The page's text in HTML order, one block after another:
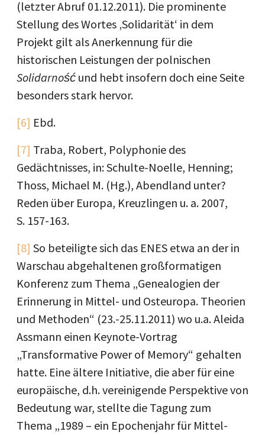
(letzter Abruf 01.12.2011). Die prominente
Stellung des Wortes ‚Solidarität‘ in dem
Projekt gilt als Anerkennung für die
historischen Leistungen der polnischen
Solidarność und hebt insofern doch eine Seite
besonders stark hervor.
[6] Ebd.
[7] Traba, Robert, Polyphonie des
Gedächtnisses, in: Schulte-Noelle, Henning;
Thoss, Michael M. (Hg.), Abendland unter?
Reden über Europa, Kreuzlingen u. a. 2007,
S. 157-163.
[8] So beteiligte sich das ENES etwa an der in
Warschau abgehaltenen großformatigen
Konferenz zum Thema „Genealogien der
Erinnerung in Mittel- und Osteuropa. Theorien
und Methoden“ (23.-25.11.2011) wo u.a. Aleida
Assmann einen Keynote-Vortrag
„Transformative Power of Memory“ gehalten
hatte. Eine ältere Initiative, die aber für eine
europäische, d.h. vereinigende Perspektive von
Bedeutung war, stellte die Tagung zum
Thema „1989 – ein Epochenjahr für Mittel-